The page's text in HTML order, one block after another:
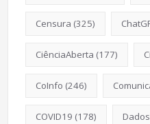
Censura (325)
CiênciaAberta (177)
CoInfo (246)
COVID19 (178)